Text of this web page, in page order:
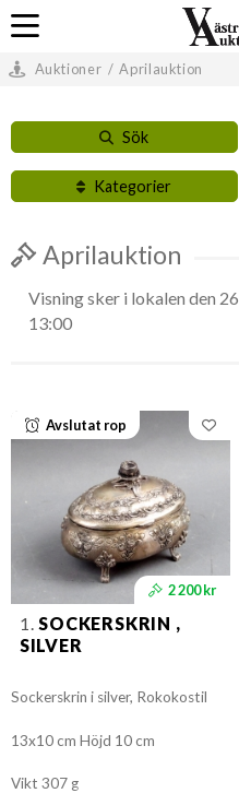
Auktioner / Aprilauktion
Sök
Kategorier
Aprilauktion
Visning sker i lokalen den
13:00
Avslutat rop
2 200 kr
1. SOCKERSKRIN ,
SILVER
Sockerskrin i silver, Rokokostil
13x10 cm Höjd 10 cm
Vikt 307 g